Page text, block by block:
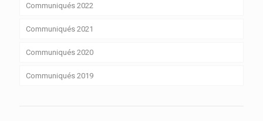
Communiqués 2022
Communiqués 2021
Communiqués 2020
Communiqués 2019